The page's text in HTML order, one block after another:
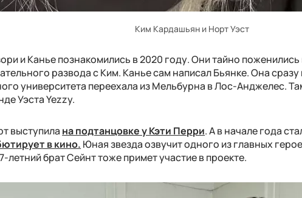
Ким Кардашьян и Норт Уэст
и Канье познакомились в 2020 году. Они тайно
развода с Ким. Канье сам написал Бьянке. Она
университета переехала из Мельбурна в Лос-Анджелес.
Уэста Yezzy.
выступила на подтанцовке у Кэти Перри. А в начале года
в кино. Юная звезда озвучит одного из главных
летний брат Сейнт тоже примет участие в проекте.